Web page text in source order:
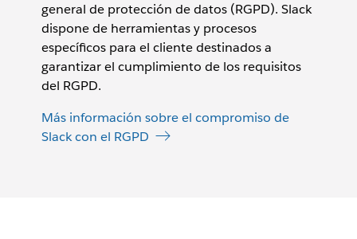
general de protección de datos (RGPD). Slack
dispone de herramientas y procesos
específicos para el cliente destinados a
garantizar el cumplimiento de los requisitos
del RGPD.
Más información sobre el compromiso de
Slack con el RGPD